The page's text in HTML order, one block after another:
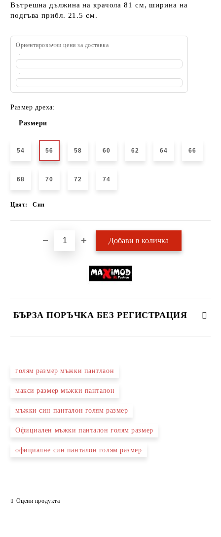
Вътрешна дължина на крачола 81 см, ширина на
подгъва прибл. 21.5 см.
Ориентировъчни цени за доставка
Размер дреха:
Размери
54 56 58 60 62 64 66
68 70 72 74
Цвят: Син
БЪРЗА ПОРЪЧКА БЕЗ РЕГИСТРАЦИЯ
Ние ще се свържем с вас в рамките на работния ден.
голям размер мъжки пантлаон
макси размер мъжки панталон
мъжки син панталон голям размер
Официален мъжки панталон голям размер
официалне син панталон голям размер
Оцени продукта